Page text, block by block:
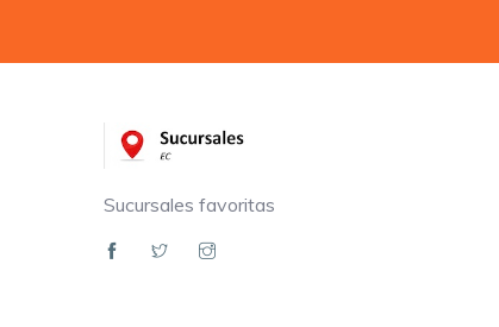
Sucursales favoritas